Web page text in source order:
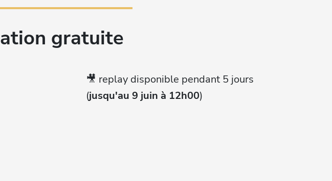
gratuite
🎥 replay disponible pendant 5 jours
(jusqu'au 9 juin à 12h00)